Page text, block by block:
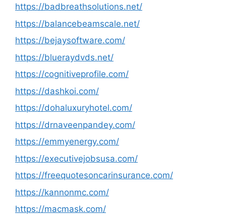
https://badbreathsolutions.net/
https://balancebeamscale.net/
https://bejaysoftware.com/
https://blueraydvds.net/
https://cognitiveprofile.com/
https://dashkoi.com/
https://dohaluxuryhotel.com/
https://drnaveenpandey.com/
https://emmyenergy.com/
https://executivejobsusa.com/
https://freequotesoncarinsurance.com/
https://kannonmc.com/
https://macmask.com/